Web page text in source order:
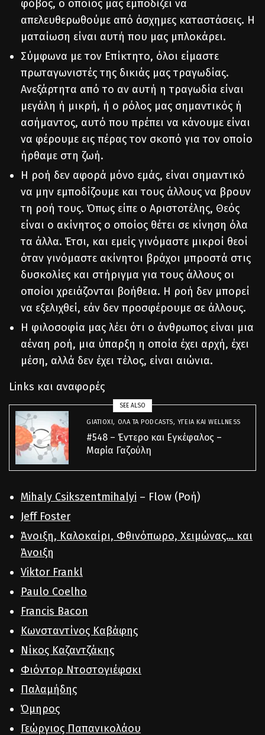
φόβος, ο οποίος μας εμποδίζει να
απελευθερωθούμε από άσχημες καταστάσεις. Η
ματαίωση είναι αυτή που μας μπλοκάρει.
Σύμφωνα με τον Επίκτητο, όλοι είμαστε
πρωταγωνιστές της δικιάς μας τραγωδίας.
Ανεξάρτητα από το αν αυτή η τραγωδία είναι
μεγάλη ή μικρή, ή ο ρόλος μας σημαντικός ή
ασήμαντος, αυτό που πρέπει να κάνουμε είναι
να φέρουμε εις πέρας τον σκοπό για τον οποίο
ήρθαμε στη ζωή.
Η ροή δεν αφορά μόνο εμάς, είναι σημαντικό
να μην εμποδίζουμε και τους άλλους να βρουν
τη ροή τους. Όπως είπε ο Αριστοτέλης, Θεός
είναι ο ακίνητος ο οποίος θέτει σε κίνηση όλα
τα άλλα. Έτσι, και εμείς γινόμαστε μικροί θεοί
όταν γινόμαστε ακίνητοι βράχοι μπροστά στις
δυσκολίες και στήριγμα για τους άλλους οι
οποίοι χρειάζονται βοήθεια. Η ροή δεν μπορεί
να εξελιχθεί, εάν δεν προσφέρουμε σε άλλους.
Η φιλοσοφία μας λέει ότι ο άνθρωπος είναι μια
αέναη ροή, μια ύπαρξη η οποία έχει αρχή, έχει
μέση, αλλά δεν έχει τέλος, είναι αιώνια.
Links και αναφορές
SEE ALSO
GIATIOXI, ΌΛΑ ΤΑ PODCASTS, ΥΓΕΊΑ ΚΑΙ WELLNESS
#548 – Έντερο και Εγκέφαλος –
Μαρία Γαζούλη
Mihaly Csikszentmihalyi – Flow (Ροή)
Jeff Foster
Άνοιξη, Καλοκαίρι, Φθινόπωρο, Χειμώνας… και
Άνοιξη
Viktor Frankl
Paulo Coelho
Francis Bacon
Κωνσταντίνος Καβάφης
Νίκος Καζαντζάκης
Φιόντορ Ντοστογιέφσκι
Παλαμήδης
Όμηρος
Γεώργιος Παπανικολάου